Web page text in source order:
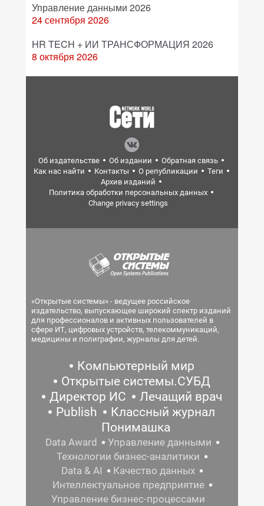
Управление данными 2026
24 сентября 2026
HR TECH + ИИ ТРАНСФОРМАЦИЯ 2026
8 октября 2026
Об издательстве Об издании
Обратная связь
Как нас найти
Контакты О републикации
Теги
Архив изданий
Политика обработки персональных данных
Change privacy settings
«Открытые системы» - ведущее российское
издательство, выпускающее широкий спектр изданий
для профессионалов и активных пользователей в
сфере ИТ, цифровых устройств, телекоммуникаций,
медицины и полиграфии, журналы для детей.
Компьютерный мир
Открытые системы.СУБД
Директор ИС
Лечащий врач
Publish
Классный журнал
Понимашка
Data Award
Управление данными
Технологии бизнес-аналитики
Data & AI
Качество данных
Интеллектуальное предприятие
Управление бизнес-процессами